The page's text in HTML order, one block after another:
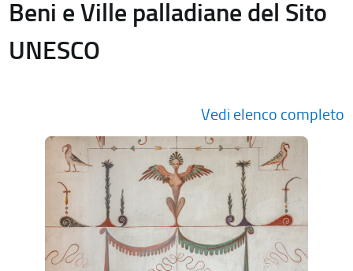
Beni e Ville palladiane del Sito
UNESCO
Vedi elenco completo